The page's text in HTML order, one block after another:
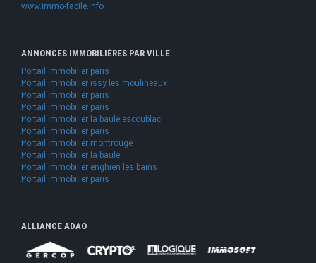
www.immo-facile.info
ANNONCES IMMOBILIÈRES PAR VILLE
Portail immobilier paris
Portail immobilier issy les moulineaux
Portail immobilier paris
Portail immobilier paris
Portail immobilier la baule escoublac
Portail immobilier paris
Portail immobilier montrouge
Portail immobilier la baule
Portail immobilier enghien les bains
Portail immobilier paris
ALLIANCE ADAO